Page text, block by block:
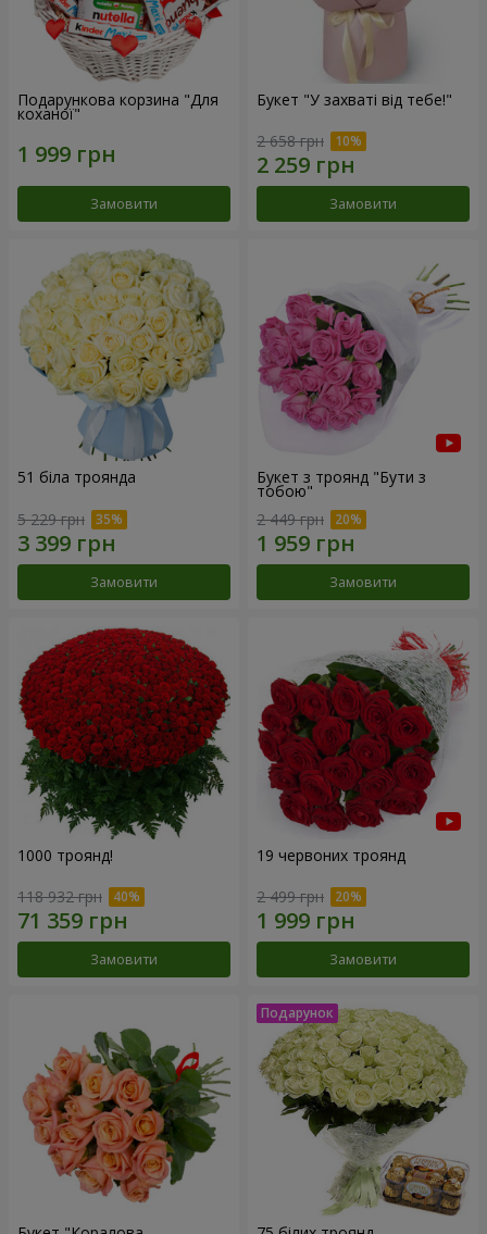
Подарункова корзина "Для
коханої"
Замовити
Букет "У захваті від тебе!"
2 658 грн
Замовити
51 біла троянда
5 229 грн
Замовити
Букет з троянд "Бути з
тобою"
2 449 грн
Замовити
1000 троянд!
118 932 грн
Замовити
19 червоних троянд
2 499 грн
Замовити